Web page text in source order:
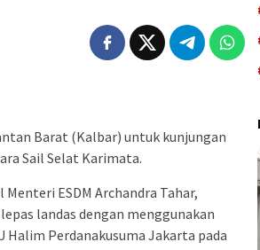
Barat (Kalbar) untuk kunjungan
Sail Selat Karimata.
ESDM Archandra Tahar,
landas dengan menggunakan
Halim Perdanakusuma Jakarta pada